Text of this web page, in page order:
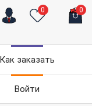
0 0
Как заказать
Войти